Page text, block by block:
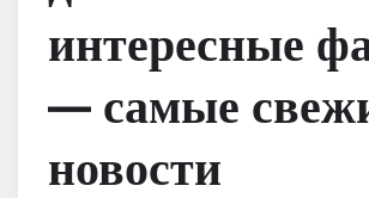
интересные
— самые
новости